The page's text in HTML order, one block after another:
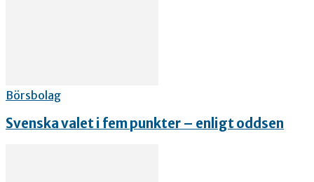
Börsbolag
Svenska valet i fem punkter – enligt oddsen